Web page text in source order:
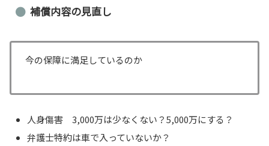
補償内容の見直し
今の保障に満足しているのか
人身傷害 3,000万は少なくない？5,000万にする？
弁護士特約は車で入っていないか？